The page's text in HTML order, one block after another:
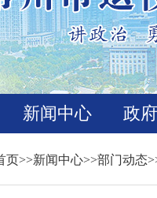
新闻中心 政
页>>新闻中心>>部门动态